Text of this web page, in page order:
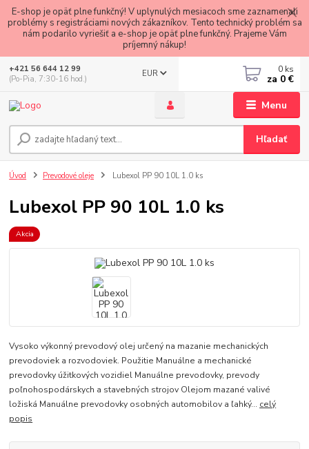
E-shop je opäť plne funkčný! V uplynulých mesiacoch sme zaznamenali
problémy s registráciami nových zákazníkov. Tento technický problém sa
nám podarilo vyriešiť a e-shop je opäť plne funkčný. Prajeme Vám
príjemný nákup!
Menu
EUR
Hľadať
+421 56 644 12 99
(Po-Pia, 7:30-16 hod.)
0 ks
za 0 €
Úvod Prevodové oleje Lubexol PP 90 10L 1.0 ks
Lubexol PP 90 10L 1.0 ks
Akcia
Vysoko výkonný prevodový olej určený na mazanie mechanických
prevodoviek a rozvodoviek. Použitie Manuálne a mechanické
prevodovky úžitkových vozidiel Manuálne prevodovky, prevody
poľnohospodárskych a stavebných strojov Olejom mazané valivé
ložiská Manuálne prevodovky osobných automobilov a ľahký... celý
popis